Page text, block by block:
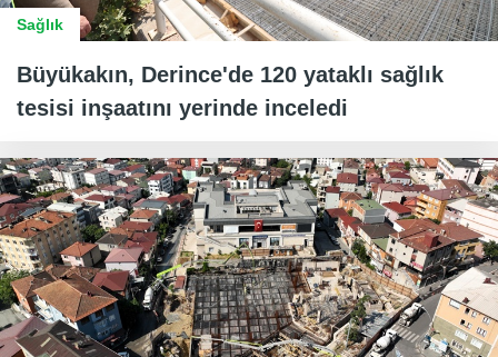
Sağlık
Büyükakın, Derince'de 120 yataklı sağlık
tesisi inşaatını yerinde inceledi